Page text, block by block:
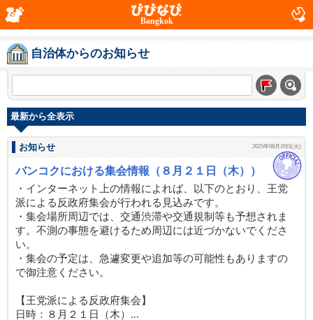
Bangkok
自治体からのお知らせ
最新から全表示
お知らせ 2025年08月19日(火)
バンコクにおける集会情報（８月２１日（木））
・インターネット上の情報によれば、以下のとおり、王党
派による反政府集会が行われる見込みです。
・集会場所周辺では、交通渋滞や交通規制等も予想されま
す。不測の事態を避けるため周辺には近づかないでくださ
い。
・集会の予定は、急遽変更や追加等の可能性もありますの
で御注意ください。
【王党派による反政府集会】
日時：８月２１日（木）...